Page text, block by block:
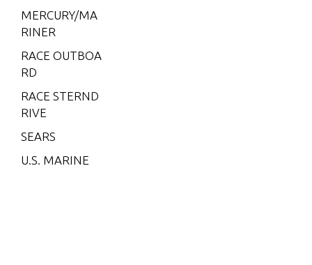
MERCURY/MA
RINER
RACE OUTBOA
RD
RACE STERND
RIVE
SEARS
U.S. MARINE